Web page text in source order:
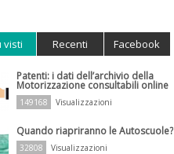
visti Recenti Facebook
Patenti: i dati dell’archivio della
Motorizzazione consultabili online
149168 Visualizzazioni
Quando riapriranno le Autoscuole?
32808 Visualizzazioni